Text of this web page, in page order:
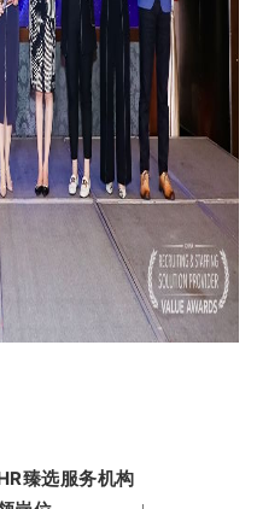
臻选服务机构